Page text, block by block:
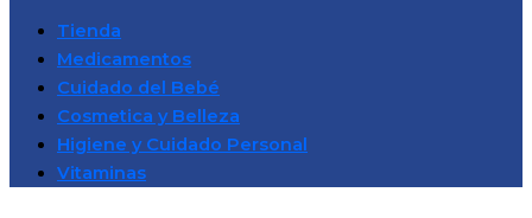
Tienda
Medicamentos
Cuidado del Bebé
Cosmetica y Belleza
Higiene y Cuidado Personal
Vitaminas